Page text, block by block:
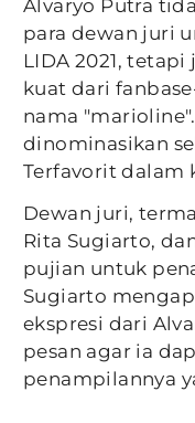
Alvaryo Putra
para dewan juri
LIDA 2021,
kuat dari
nama
dinominasikan
Terfavorit dalam
Dewan juri,
Rita Sugiarto,
pujian untuk
Sugiarto
ekspresi dari
pesan agar ia
penampilannya